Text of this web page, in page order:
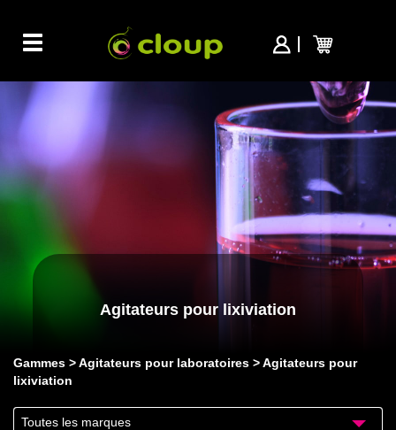
Toggle
navigation
Agitateurs pour lixiviation
Gammes Agitateurs pour laboratoires
Agitateurs pour
lixiviation
Toutes les marques